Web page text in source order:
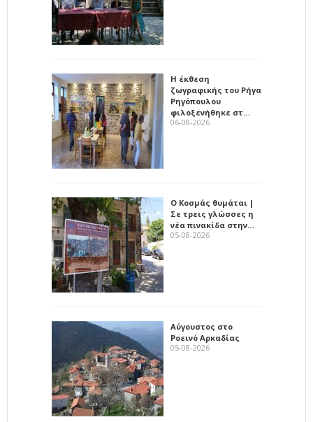
Η έκθεση
ζωγραφικής του Ρήγα
Ρηγόπουλου
φιλοξενήθηκε στ…
06-08-2026
Ο Κοσμάς θυμάται |
Σε τρεις γλώσσες η
νέα πινακίδα στην…
05-08-2026
Αύγουστος στο
Ροεινό Αρκαδίας
05-08-2026